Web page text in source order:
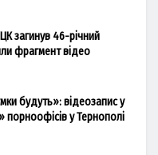
загинув 46-річний
фрагмент відео
будуть»: відеозапис у
порноофісів у Тернополі